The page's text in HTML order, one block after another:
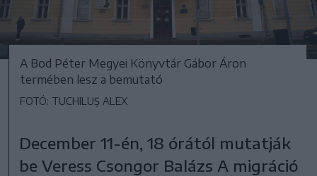
A Bod Péter Megyei Könyvtár Gábor Áron
termében lesz a bemutató
FOTÓ: TUCHILUȘ ALEX
December 11-én, 18 órától mutatják
be Veress Csongor Balázs A migráció